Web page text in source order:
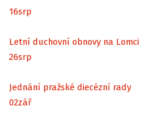
16srp
Letní duchovní obnovy na Lomci
26srp
Jednání pražské diecézní rady
02zář